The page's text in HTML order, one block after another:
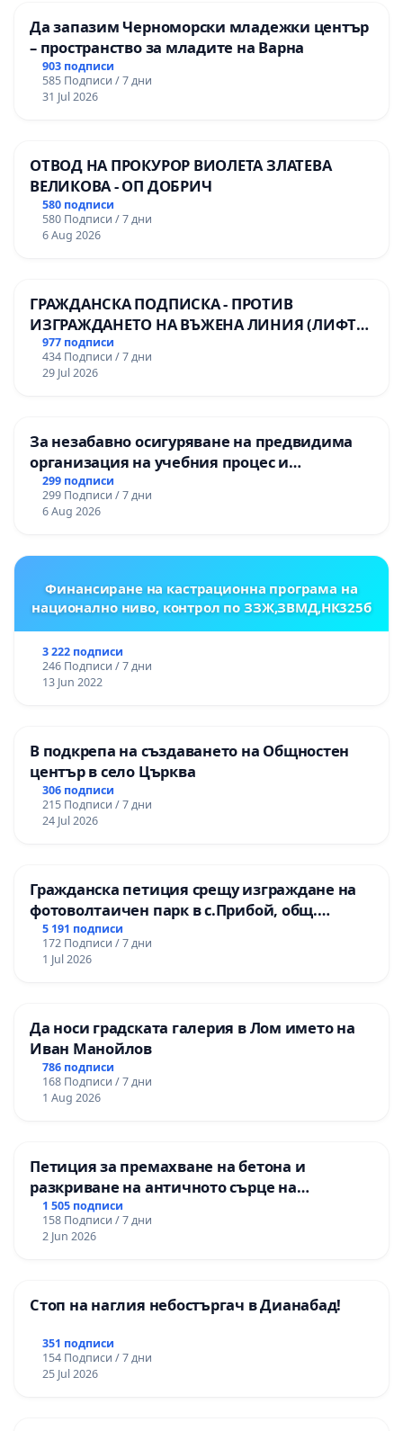
Да запазим Черноморски младежки център
– пространство за младите на Варна
903 подписи
585 Подписи / 7 дни
31 Jul 2026
ОТВОД НА ПРОКУРОР ВИОЛЕТА ЗЛАТЕВА
ВЕЛИКОВА - ОП ДОБРИЧ
580 подписи
580 Подписи / 7 дни
6 Aug 2026
ГРАЖДАНСКА ПОДПИСКА - ПРОТИВ
ИЗГРАЖДАНЕТО НА ВЪЖЕНА ЛИНИЯ (ЛИФТ)
НА ТЕРИТОРИЯТА НА ПРИРОДНА
ЗАБЕЛЕЖИТЕЛНОСТ „ХЪЛМ НА
ОСВОБОДИТЕЛИТЕ“ (БУНАРДЖИК)
977 подписи
434 Подписи / 7 дни
29 Jul 2026
За незабавно осигуряване на предвидима
организация на учебния процес и
гарантиране на правото на равнопоставено
и качествено образование на учениците от
ОУ „Княз Александър I“ и Хуманитарна
299 подписи
299 Подписи / 7 дни
6 Aug 2026
Финансиране на кастрационна програма на
национално ниво, контрол по ЗЗЖ,ЗВМД,НК325б
3 222 подписи
246 Подписи / 7 дни
13 Jun 2022
В подкрепа на създаването на Общностен
център в село Църква
306 подписи
215 Подписи / 7 дни
24 Jul 2026
Гражданска петиция срещу изграждане на
фотоволтаичен парк в с.Прибой, общ.
Радомир
5 191 подписи
172 Подписи / 7 дни
1 Jul 2026
Да носи градската галерия в Лом името на
Иван Манойлов
786 подписи
168 Подписи / 7 дни
1 Aug 2026
Петиция за премахване на бетона и
разкриване на античното сърце на
Могиланската могила във Враца
1 505 подписи
158 Подписи / 7 дни
2 Jun 2026
Стоп на наглия небостъргач в Дианабад!
351 подписи
154 Подписи / 7 дни
25 Jul 2026